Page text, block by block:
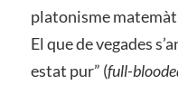
platonisme
El que de vegades
estat pur” (full-